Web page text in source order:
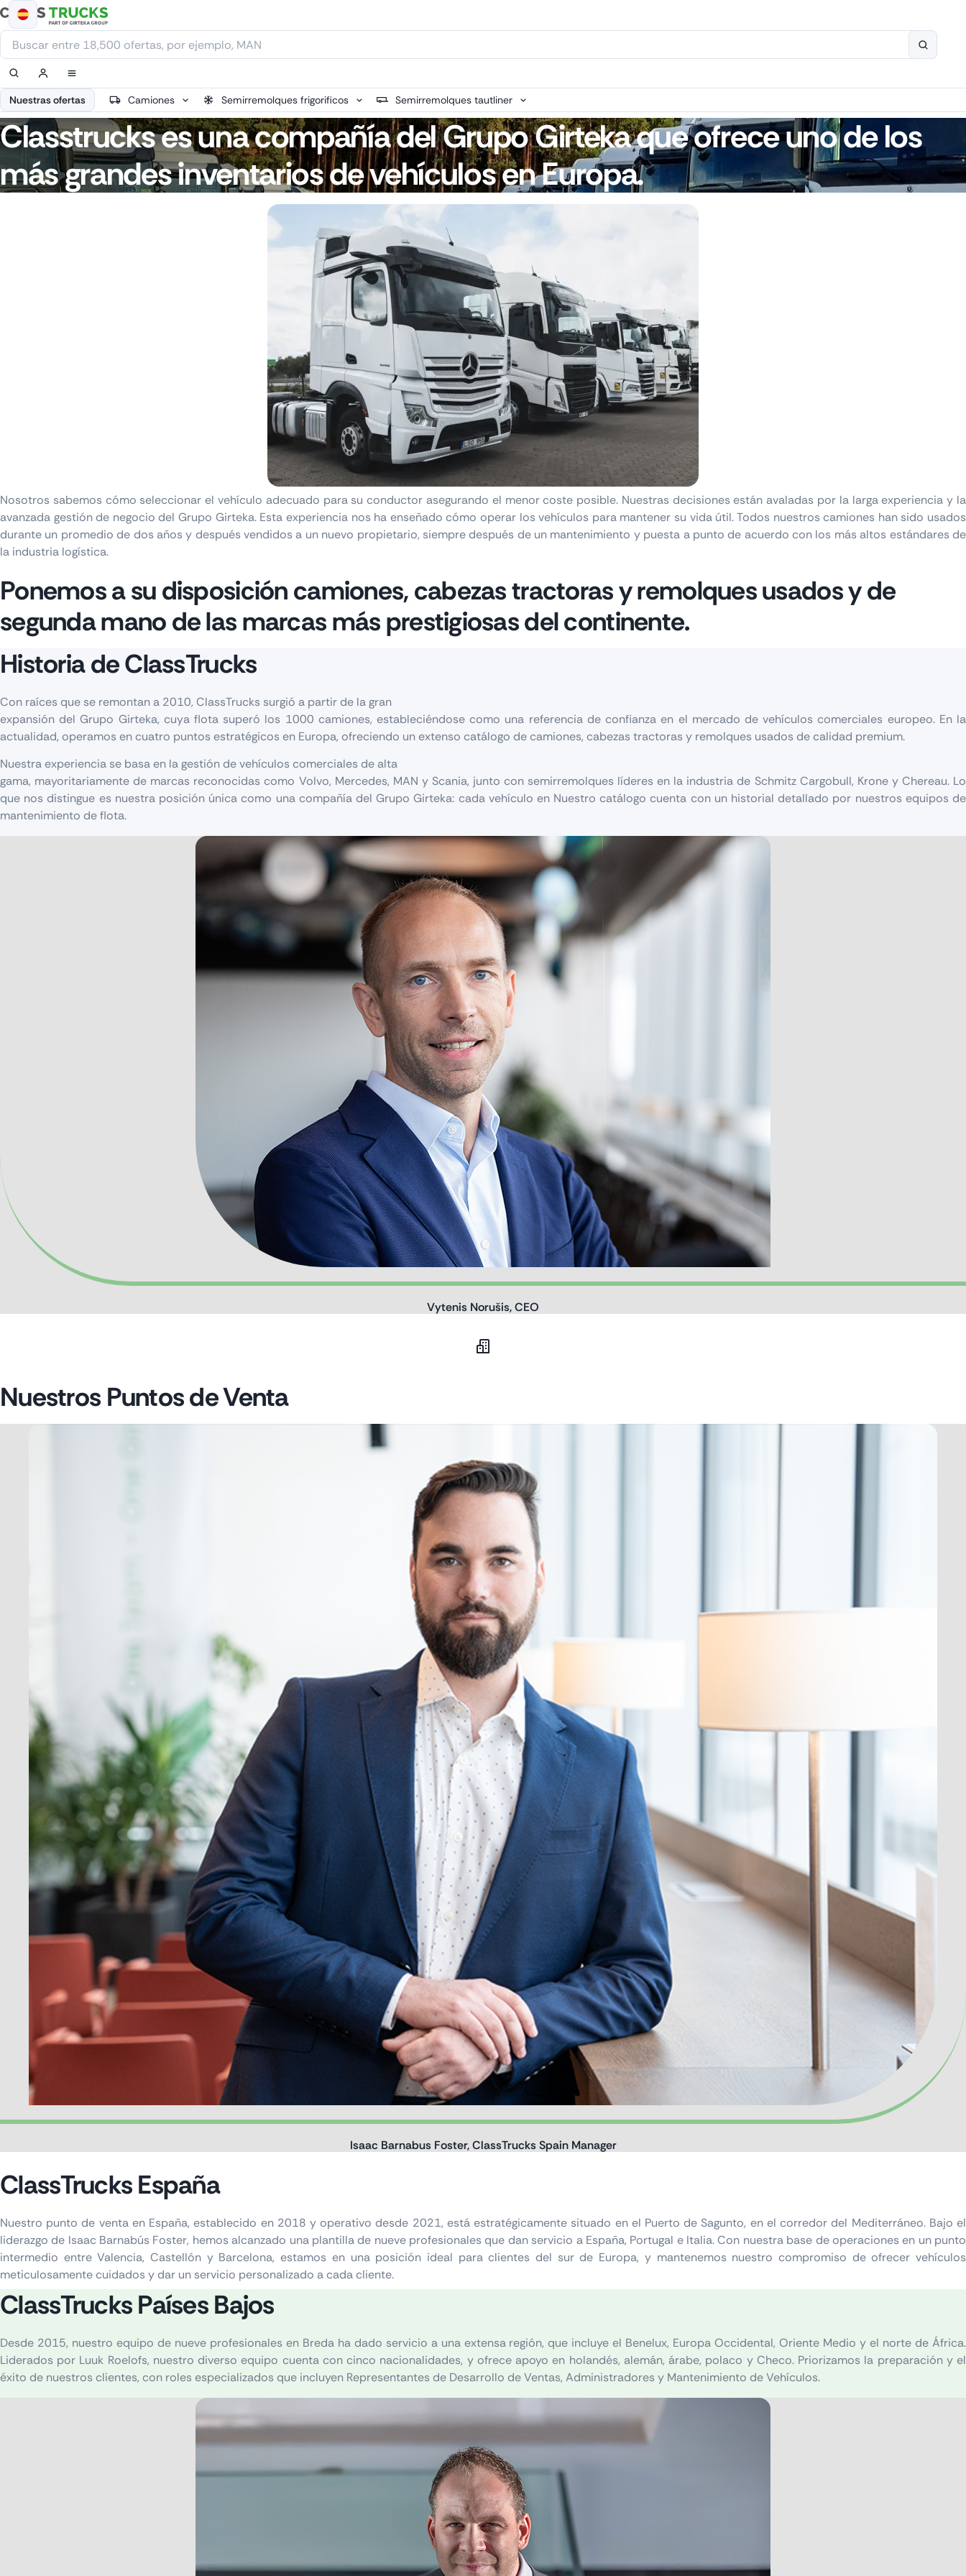
Ir
contenido
Nuestras ofertas Camiones Semirremolques frigorificos Semirremolques tautliner
Classtrucks es una compañía del Grupo Girteka que ofrece uno de los
más grandes inventarios de vehículos en Europa.
Nosotros sabemos cómo seleccionar el vehículo adecuado para su conductor asegurando el menor coste posible. Nuestras decisiones están avaladas por la larga experiencia y la
avanzada gestión de negocio del Grupo Girteka. Esta experiencia nos ha enseñado cómo operar los vehículos para mantener su vida útil. Todos nuestros camiones han sido usados
durante un promedio de dos años y después vendidos a un nuevo propietario, siempre después de un mantenimiento y puesta a punto de acuerdo con los más altos estándares de
la industria logística.
Ponemos a su disposición camiones, cabezas tractoras y remolques usados y de
segunda mano de las marcas más prestigiosas del continente.
Historia de ClassTrucks
Con raíces que se remontan a 2010, ClassTrucks surgió a partir de la gran
expansión del Grupo Girteka, cuya flota superó los 1000 camiones, estableciéndose como una referencia de confianza en el mercado de vehículos comerciales europeo. En la
actualidad, operamos en cuatro puntos estratégicos en Europa, ofreciendo un extenso catálogo de camiones, cabezas tractoras y remolques usados de calidad premium.
Nuestra experiencia se basa en la gestión de vehículos comerciales de alta
gama, mayoritariamente de marcas reconocidas como Volvo, Mercedes, MAN y Scania, junto con semirremolques líderes en la industria de Schmitz Cargobull, Krone y Chereau. Lo
que nos distingue es nuestra posición única como una compañía del Grupo Girteka: cada vehículo en Nuestro catálogo cuenta con un historial detallado por nuestros equipos de
mantenimiento de flota.
Vytenis Norušis, CEO
Nuestros Puntos de Venta
Isaac Barnabus Foster, ClassTrucks Spain Manager
ClassTrucks España
Nuestro punto de venta en España, establecido en 2018 y operativo desde 2021, está estratégicamente situado en el Puerto de Sagunto, en el corredor del Mediterráneo. Bajo el
liderazgo de Isaac Barnabús Foster, hemos alcanzado una plantilla de nueve profesionales que dan servicio a España, Portugal e Italia. Con nuestra base de operaciones en un punto
intermedio entre Valencia, Castellón y Barcelona, estamos en una posición ideal para clientes del sur de Europa, y mantenemos nuestro compromiso de ofrecer vehículos
meticulosamente cuidados y dar un servicio personalizado a cada cliente.
ClassTrucks Países Bajos
Desde 2015, nuestro equipo de nueve profesionales en Breda ha dado servicio a una extensa región, que incluye el Benelux, Europa Occidental, Oriente Medio y el norte de África.
Liderados por Luuk Roelofs, nuestro diverso equipo cuenta con cinco nacionalidades, y ofrece apoyo en holandés, alemán, árabe, polaco y Checo. Priorizamos la preparación y el
éxito de nuestros clientes, con roles especializados que incluyen Representantes de Desarrollo de Ventas, Administradores y Mantenimiento de Vehículos.